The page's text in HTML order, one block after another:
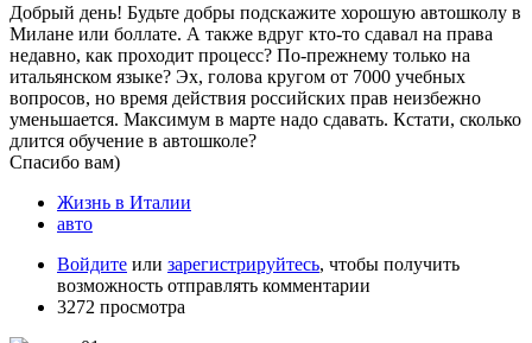
Добрый день! Будьте добры подскажите хорошую автошколу в
Милане или боллате. А также вдруг кто-то сдавал на права
недавно, как проходит процесс? По-прежнему только на
итальянском языке? Эх, голова кругом от 7000 учебных
вопросов, но время действия российских прав неизбежно
уменьшается. Максимум в марте надо сдавать. Кстати, сколько
длится обучение в автошколе?
Спасибо вам)
Жизнь в Италии
авто
Войдите или зарегистрируйтесь, чтобы получить
возможность отправлять комментарии
3272 просмотра